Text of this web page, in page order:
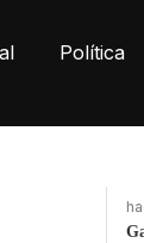
Política
50 más